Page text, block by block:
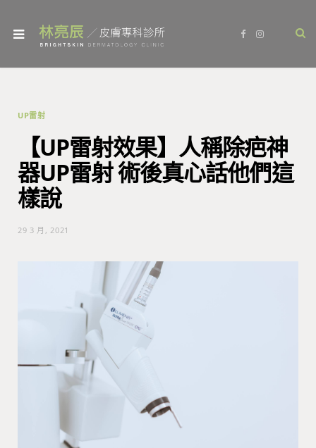
b
I
a
UP雷射
【UP雷射效果】人稱除疤神
器UP雷射 術後真心話他們這
樣說
29 3 月, 2021